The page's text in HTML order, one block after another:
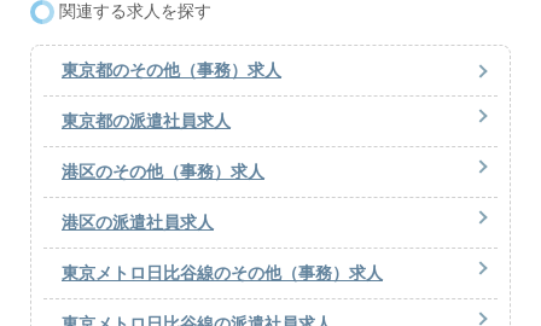
関連する求人を探す
東京都のその他（事務）求人
東京都の派遣社員求人
港区のその他（事務）求人
港区の派遣社員求人
東京メトロ日比谷線のその他（事務）求人